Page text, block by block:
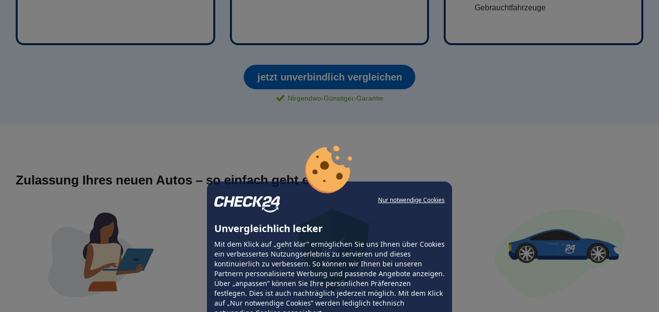
Nur notwendige Cookies
Unvergleichlich lecker
Mit dem Klick auf „geht klar” ermöglichen Sie uns Ihnen über Cookies
ein verbessertes Nutzungserlebnis zu servieren und dieses
kontinuierlich zu verbessern. So können wir Ihnen bei unseren
Partnern personalisierte Werbung und passende Angebote anzeigen.
Über „anpassen” können Sie Ihre persönlichen Präferenzen
festlegen. Dies ist auch nachträglich jederzeit möglich. Mit dem Klick
auf „Nur notwendige Cookies” werden lediglich technisch
Gebrauchtfahrzeuge
jetzt unverbindlich vergleichen
Nirgendwo-Günstiger-Garantie
Zulassung Ihres neuen Autos – so einfach geht es